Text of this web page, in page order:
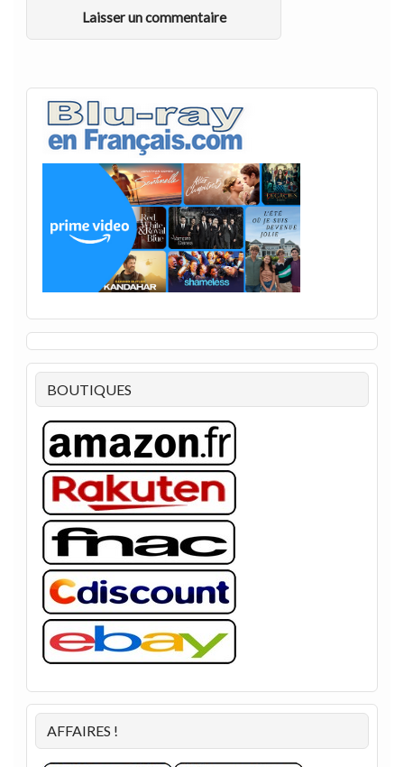
BOUTIQUES
AFFAIRES !